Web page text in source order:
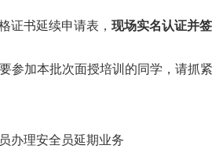
证书延续申请表， 现场实名认证并
参加本批次面授培训的同学，请抓
办理安全员延期业务